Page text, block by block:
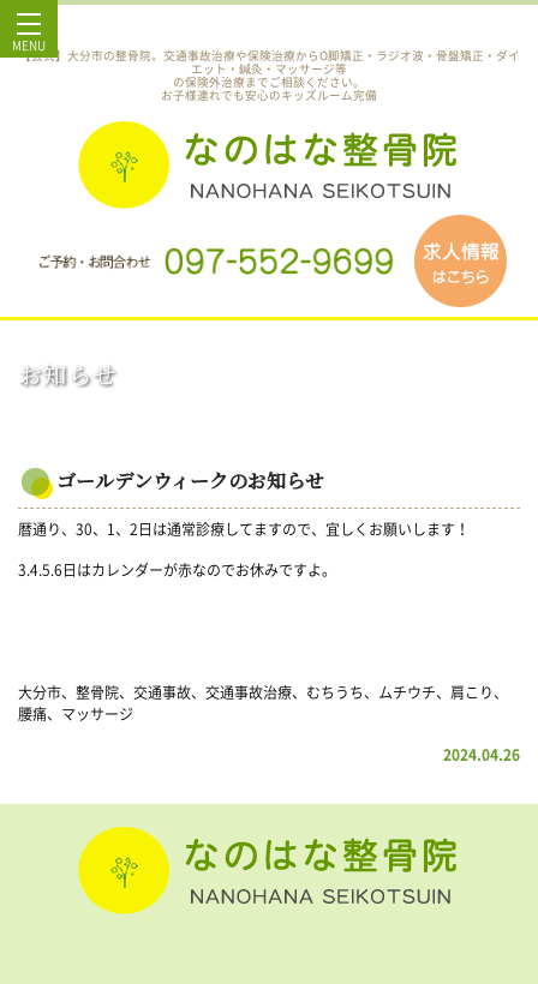
MENU
【公式】大分市の整骨院。交通事故治療や保険治療からO脚矯正・ラジオ波・骨盤矯正・ダイ
エット・鍼灸・マッサージ等
の保険外治療までご相談ください。
お子様連れでも安心のキッズルーム完備
お知らせ
ゴールデンウィークのお知らせ
暦通り、30、1、2日は通常診療してますので、宜しくお願いします！
3.4.5.6日はカレンダーが赤なのでお休みですよ。
大分市、整骨院、交通事故、交通事故治療、むちうち、ムチウチ、肩こり、
腰痛、マッサージ
2024.04.26